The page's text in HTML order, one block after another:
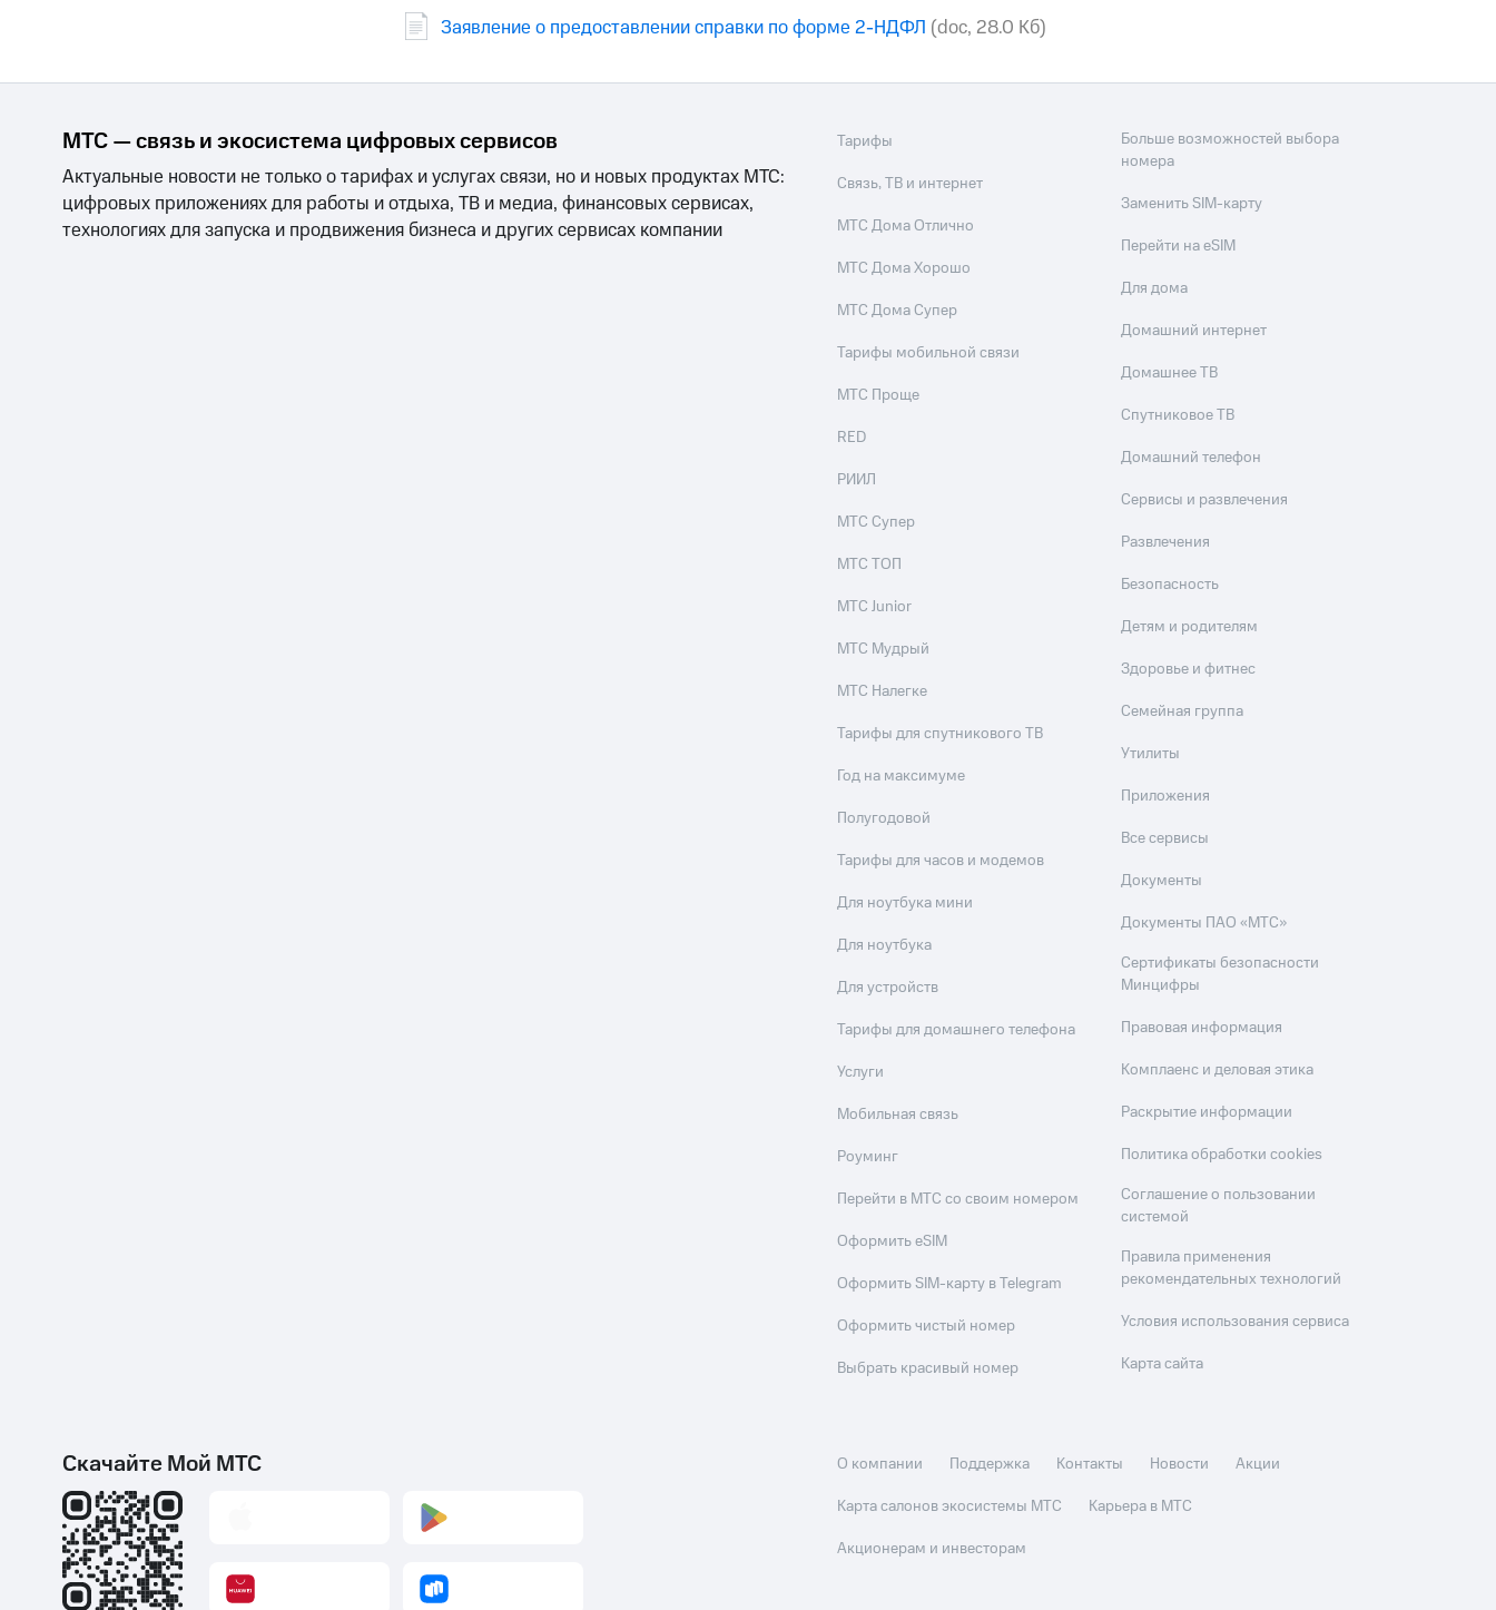
Заявление о предоставлении справки по форме 2-НДФЛ (doc, 28.0 Кб)
МТС — связь и экосистема цифровых сервисов
Актуальные новости не только о тарифах и услугах связи, но и новых продуктах МТС:
цифровых приложениях для работы и отдыха, ТВ и медиа, финансовых сервисах,
технологиях для запуска и продвижения бизнеса и других сервисах компании
Тарифы
Связь, ТВ и интернет
МТС Дома Отлично
МТС Дома Хорошо
МТС Дома Супер
Тарифы мобильной связи
МТС Проще
RED
РИИЛ
МТС Супер
МТС ТОП
МТС Junior
МТС Мудрый
МТС Налегке
Тарифы для спутникового ТВ
Год на максимуме
Полугодовой
Тарифы для часов и модемов
Для ноутбука мини
Для ноутбука
Для устройств
Тарифы для домашнего телефона
Услуги
Мобильная связь
Роуминг
Перейти в МТС со своим номером
Оформить eSIM
Оформить SIM-карту в Telegram
Оформить чистый номер
Выбрать красивый номер
Больше возможностей выбора
номера
Заменить SIM-карту
Перейти на eSIM
Для дома
Домашний интернет
Домашнее ТВ
Спутниковое ТВ
Домашний телефон
Сервисы и развлечения
Развлечения
Безопасность
Детям и родителям
Здоровье и фитнес
Семейная группа
Утилиты
Приложения
Все сервисы
Документы
Документы ПАО «МТС»
Сертификаты безопасности
Минцифры
Правовая информация
Комплаенс и деловая этика
Раскрытие информации
Политика обработки cookies
Соглашение о пользовании
системой
Правила применения
рекомендательных технологий
Условия использования сервиса
Карта сайта
Скачайте Мой МТС О компании Поддержка Контакты Новости
Акции
Карта салонов экосистемы МТС
Карьера в МТС
Акционерам и инвесторам